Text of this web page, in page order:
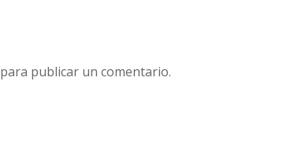
para publicar un comentario.